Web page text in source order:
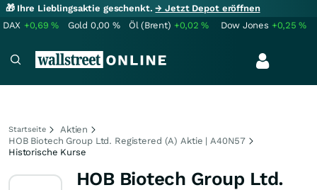
🎁 Ihre Lieblingsaktie geschenkt.→ Jetzt Depot eröffnen
DAX +0,69% Gold 0,00 % Öl (Brent) +0,02% Dow Jones +0,25%
Startseite
Aktien
HOB Biotech Group Ltd. Registered (A) Aktie | A40N57
Historische Kurse
HOB Biotech Group Ltd.